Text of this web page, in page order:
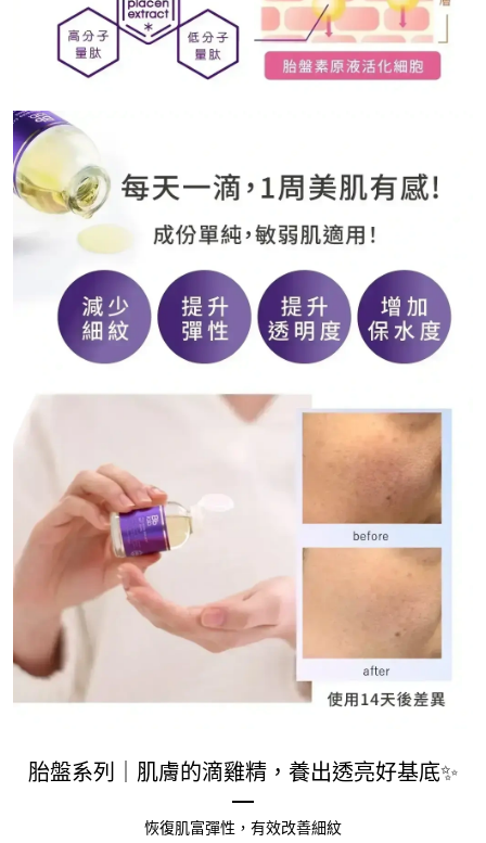
胎盤系列｜肌膚的滴雞精，養出透亮好基底✨
恢復肌富彈性，有效改善細紋